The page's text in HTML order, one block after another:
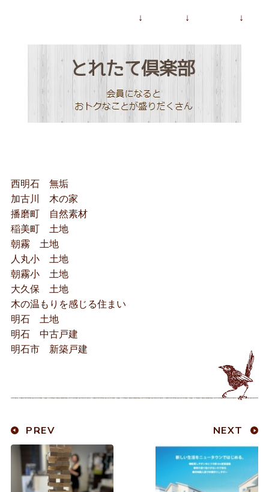
↓ ↓ ↓
西明石 無垢
加古川 木の家
播磨町 自然素材
稲美町 土地
朝霧 土地
人丸小 土地
朝霧小 土地
大久保 土地
木の温もりを感じる住まい
明石 土地
明石 中古戸建
明石市 新築戸建
PREV NEXT